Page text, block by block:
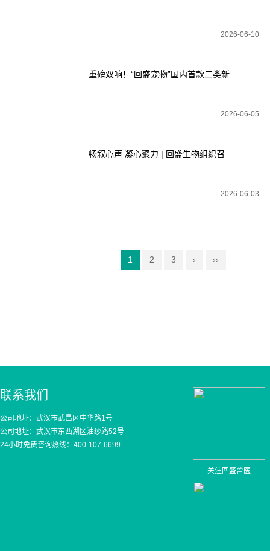
2026-06-10
重磅双响！“回盛宠物”国内首款二类新
兽药格拉匹仑片，50mg头孢泊肟酯片
双双获批
2026-06-05
畅叙心声 凝心聚力 | 回盛生物组织召
2026-06-03
1 2 3 › ››
联系我们
公司地址：武汉市武昌区中华路1号
公司地址：武汉市东西湖区油纱路52号
24小时免费咨询热线：400-107-6699
关注回盛兽医